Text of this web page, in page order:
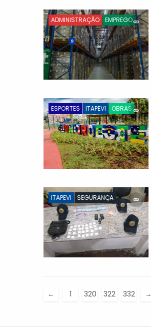
ADMINISTRAÇÃO EMPREGO
ESPORTES ITAPEVI OBRAS
ITAPEVI SEGURANÇA
← 1 320 322 332 →